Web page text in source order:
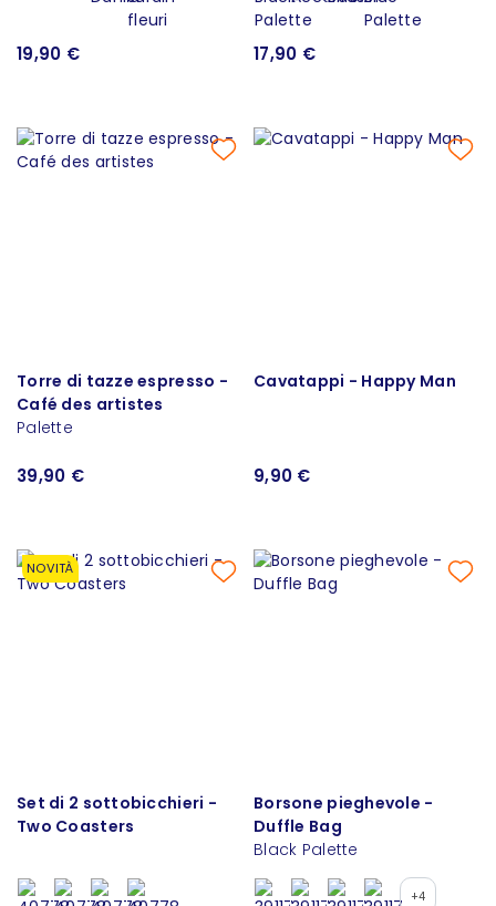
19,90 € 17,90 €
Torre di tazze espresso -
Café des artistes
Palette
39,90 €
Cavatappi - Happy Man
9,90 €
NOVITÀ
Set di 2 sottobicchieri -
Two Coasters
Borsone pieghevole -
Duffle Bag
Black Palette
+4